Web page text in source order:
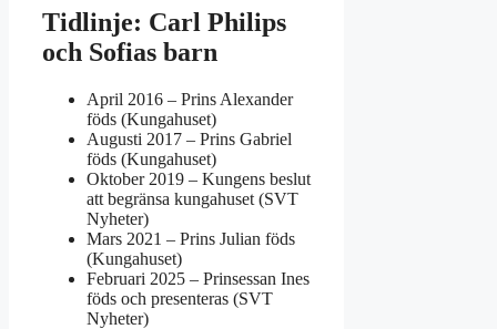
Tidlinje: Carl Philips
och Sofias barn
April 2016 – Prins Alexander
föds (Kungahuset)
Augusti 2017 – Prins Gabriel
föds (Kungahuset)
Oktober 2019 – Kungens beslut
att begränsa kungahuset (SVT
Nyheter)
Mars 2021 – Prins Julian föds
(Kungahuset)
Februari 2025 – Prinsessan Ines
föds och presenteras (SVT
Nyheter)